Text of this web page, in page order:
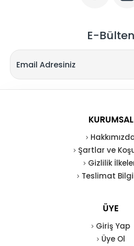
E-Bülten
KURUMSAL
Şartlar ve
Gizlilik
Teslimat
ÜYE
Giriş Yap
Üye Ol